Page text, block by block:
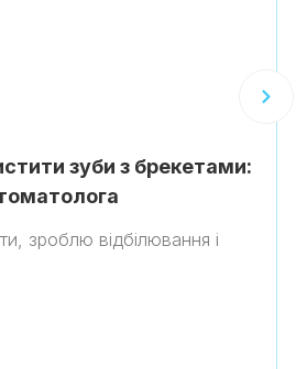
зуби з брекетами:
зроблю відбілювання і